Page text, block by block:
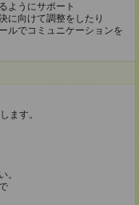
ようにサポート
に向けて調整をしたり
ルでコミュニケーションを
ます。
。